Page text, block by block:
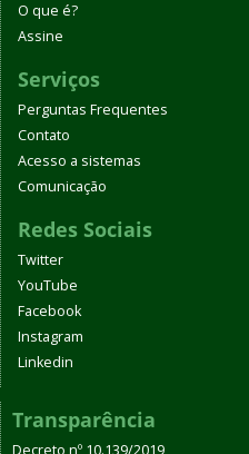
O que é?
Assine
Serviços
Perguntas Frequentes
Contato
Acesso a sistemas
Comunicação
Redes Sociais
Twitter
YouTube
Facebook
Instagram
Linkedin
Transparência